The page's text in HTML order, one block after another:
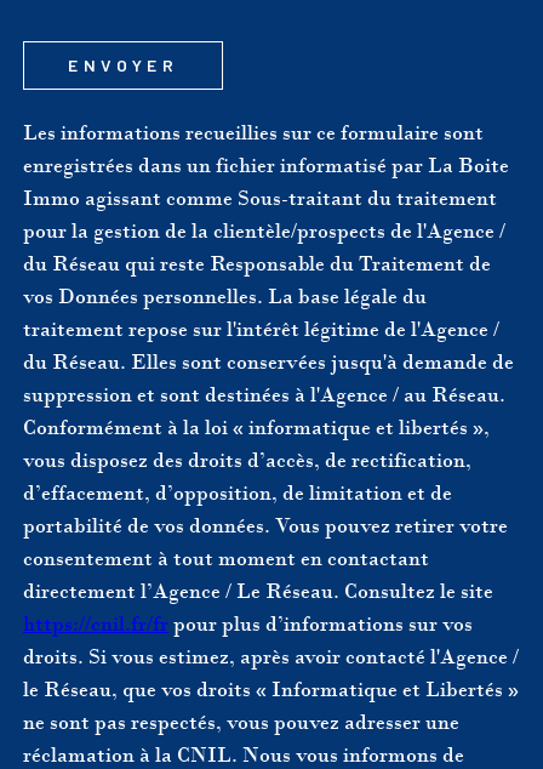
ENVOYER
Les informations recueillies sur ce formulaire sont
enregistrées dans un fichier informatisé par La Boite
Immo agissant comme Sous-traitant du traitement
pour la gestion de la clientèle/prospects de l'Agence /
du Réseau qui reste Responsable du Traitement de
vos Données personnelles. La base légale du
traitement repose sur l'intérêt légitime de l'Agence /
du Réseau. Elles sont conservées jusqu'à demande de
suppression et sont destinées à l'Agence / au Réseau.
Conformément à la loi « informatique et libertés »,
vous disposez des droits d’accès, de rectification,
d’effacement, d’opposition, de limitation et de
portabilité de vos données. Vous pouvez retirer votre
consentement à tout moment en contactant
directement l’Agence / Le Réseau. Consultez le site
https://cnil.fr/frpour plus d’informations sur vos
droits. Si vous estimez, après avoir contacté l'Agence /
le Réseau, que vos droits « Informatique et Libertés »
ne sont pas respectés, vous pouvez adresser une
réclamation à la CNIL. Nous vous informons de